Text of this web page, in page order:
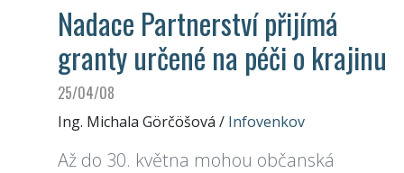
Nadace Partnerství přijímá
granty určené na péči o krajinu
25/04/08
Ing. Michala Görčöšová / Infovenkov
Až do 30. května mohou občanská